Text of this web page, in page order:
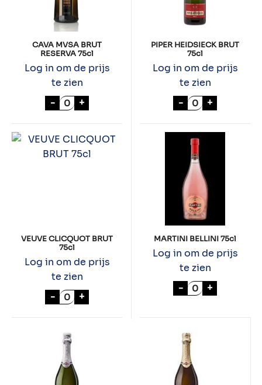
CAVA MVSA BRUT
RESERVA 75cl
Log in om de prijs
te zien
- CAVA MVSA BRUT RESERVA 75cl aantal
+
PIPER HEIDSIECK BRUT
75cl
Log in om de prijs
te zien
- PIPER
+
VEUVE CLICQUOT BRUT
75cl
Log in om de prijs
te zien
- VEUVE CLICQUOT BRUT 75cl aantal
+
MARTINI BELLINI 75cl
Log in om de prijs
te zien
- MARTINI
+